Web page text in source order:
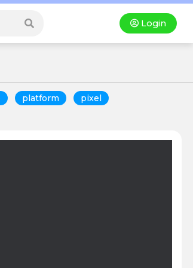
Login
platform
pixel